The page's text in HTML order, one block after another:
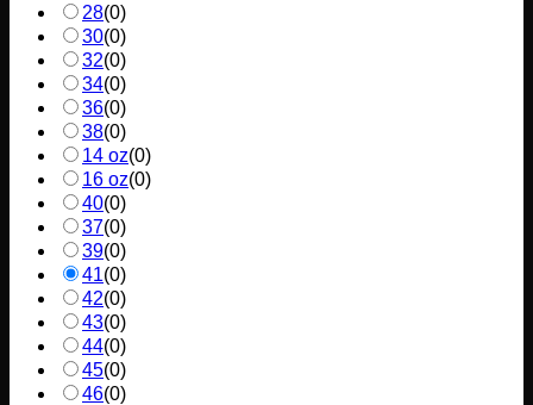
28(0)
30(0)
32(0)
34(0)
36(0)
38(0)
14 oz(0)
16 oz(0)
40(0)
37(0)
39(0)
41(0)
42(0)
43(0)
44(0)
45(0)
46(0)